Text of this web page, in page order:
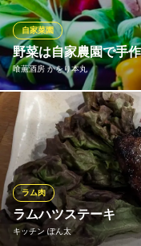
串焼きと野菜巻きと
店
炭火串焼きのお店
ＪＲ総武線津田沼駅
千葉県船橋市前原西2-13-23
野菜は自家農園で手
喰薫酒房 かをり本丸
自家菜園
長野県長和町の自家農
安全な「野菜」を提供で
喰薫酒房 かをり本丸
ジビエ・燻製 居酒屋
京成本線京成大久保
千葉県習志野市大久保1-24-
ラムハツステーキ
キッチン ぽん太
ラム肉